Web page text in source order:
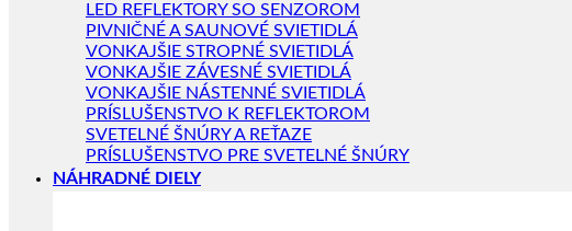
LED REFLEKTORY SO SENZOROM
PIVNIČNÉ A SAUNOVÉ SVIETIDLÁ
VONKAJŠIE STROPNÉ SVIETIDLÁ
VONKAJŠIE ZÁVESNÉ SVIETIDLÁ
VONKAJŠIE NÁSTENNÉ SVIETIDLÁ
PRÍSLUŠENSTVO K REFLEKTOROM
SVETELNÉ ŠNÚRY A REŤAZE
PRÍSLUŠENSTVO PRE SVETELNÉ ŠNÚRY
NÁHRADNÉ DIELY